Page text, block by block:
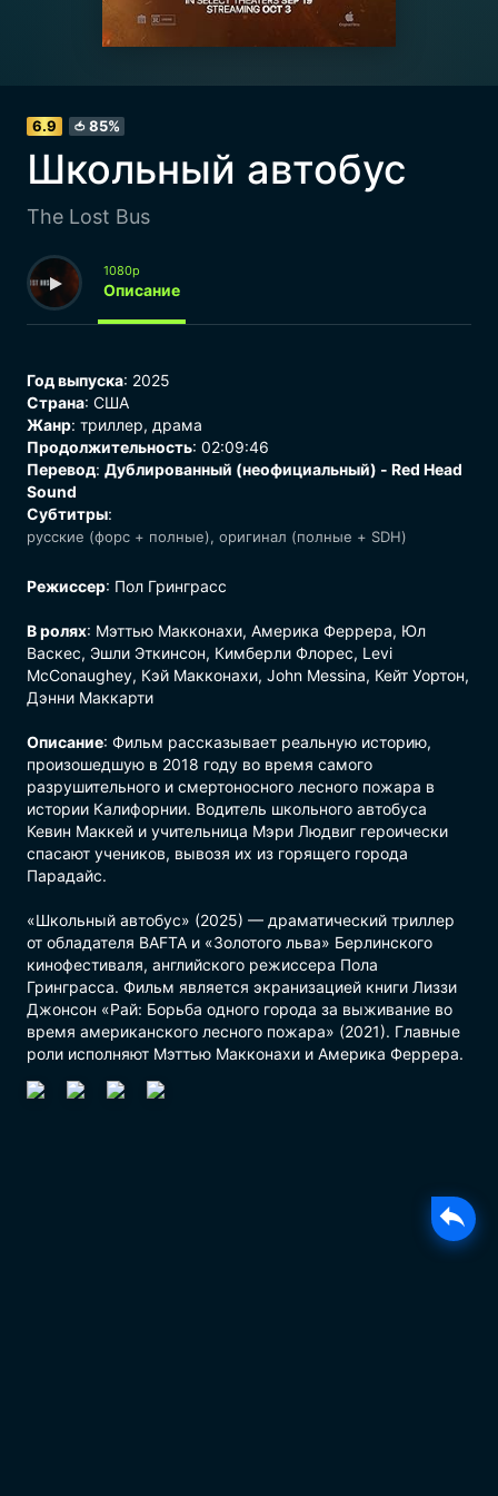
🍅 85%
6.9
Школьный автобус
The Lost Bus
1080p
Описание
Год выпуска: 2025
Страна: США
Жанр: триллер, драма
Продолжительность: 02:09:46
Перевод: Дублированный (неофициальный) - Red Head
Sound
Субтитры:
русские (форс + полные), оригинал (полные + SDH)
Режиссер: Пол Гринграсс
В ролях: Мэттью Макконахи, Америка Феррера, Юл
Васкес, Эшли Эткинсон, Кимберли Флорес, Levi
McConaughey, Кэй Макконахи, John Messina, Кейт Уортон,
Дэнни Маккарти
Описание: Фильм рассказывает реальную историю,
произошедшую в 2018 году во время самого
разрушительного и смертоносного лесного пожара в
истории Калифорнии. Водитель школьного автобуса
Кевин Маккей и учительница Мэри Людвиг героически
спасают учеников, вывозя их из горящего города
Парадайс.
«Школьный автобус» (2025) — драматический триллер
от обладателя BAFTA и «Золотого льва» Берлинского
кинофестиваля, английского режиссера Пола
Гринграсса. Фильм является экранизацией книги Лиззи
Джонсон «Рай: Борьба одного города за выживание во
время американского лесного пожара» (2021). Главные
роли исполняют Мэттью Макконахи и Америка Феррера.